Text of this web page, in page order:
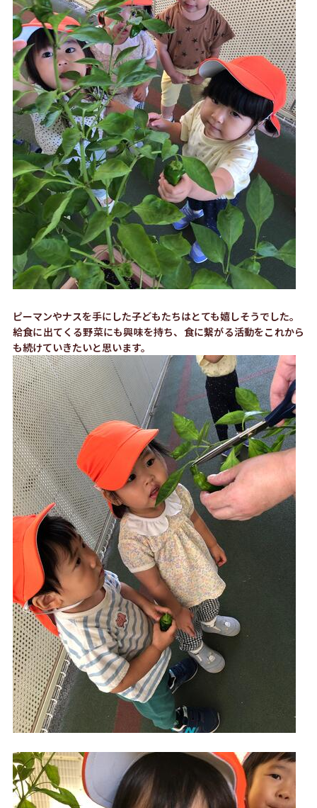
ピーマンやナスを手にした子どもたちはとても嬉しそうでした。
給食に出てくる野菜にも興味を持ち、食に繋がる活動をこれから
も続けていきたいと思います。